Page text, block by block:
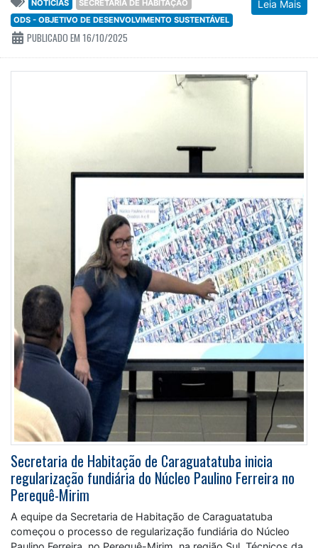
Leia Mais
NOTÍCIAS
SECRETARIA DE HABITAÇÃO
ODS - OBJETIVO DE DESENVOLVIMENTO SUSTENTÁVEL
PUBLICADO EM 16/10/2025
Secretaria de Habitação de Caraguatatuba inicia
regularização fundiária do Núcleo Paulino Ferreira no
Perequê-Mirim
A equipe da Secretaria de Habitação de Caraguatatuba
começou o processo de regularização fundiária do Núcleo